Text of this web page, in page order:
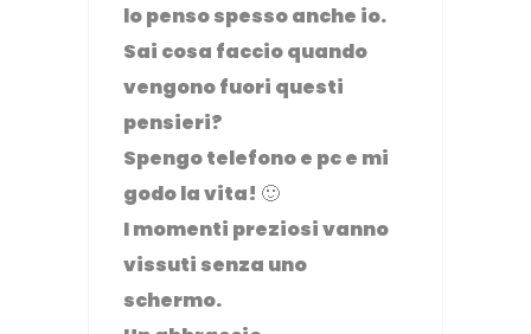
lo penso spesso anche io.
Sai cosa faccio quando
vengono fuori questi
pensieri?
Spengo telefono e pc e mi
godo la vita! 🙂
I momenti preziosi vanno
vissuti senza uno
schermo.